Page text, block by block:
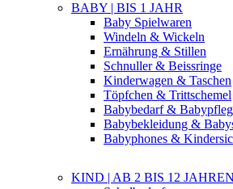
BABY | BIS 1 JAHR
Baby Spielwaren
Windeln & Wickeln
Ernährung & Stillen
Schnuller & Beissringe
Kinderwagen & Taschen
Töpfchen & Trittschemel
Babybedarf &
Babybekleidung &
Babyphones &
KIND | AB 2 BIS 12 JAHREN